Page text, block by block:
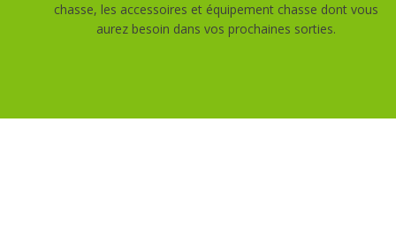
chasse, les accessoires et équipement chasse dont vous
aurez besoin dans vos prochaines sorties.